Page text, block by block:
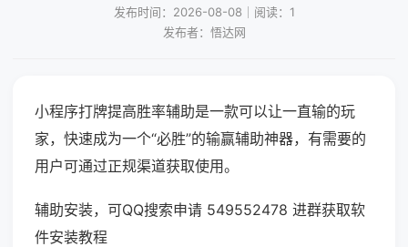
发布时间：2026-08-08｜阅读：1
发布者：悟达网
小程序打牌提高胜率辅助是一款可以让一直输的玩
家，快速成为一个“必胜”的输赢辅助神器，有需要的
用户可通过正规渠道获取使用。
辅助安装，可QQ搜索申请 549552478 进群获取软
件安装教程